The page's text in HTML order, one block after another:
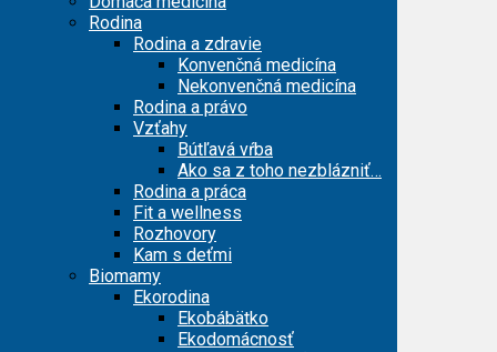
Rodina
Rodina a zdravie
Konvenčná medicína
Nekonvenčná medicína
Rodina a právo
Vzťahy
Bútľavá vŕba
Ako sa z toho nezblázniť…
Rodina a práca
Fit a wellness
Rozhovory
Kam s deťmi
Biomamy
Ekorodina
Ekobábätko
Ekodomácnosť